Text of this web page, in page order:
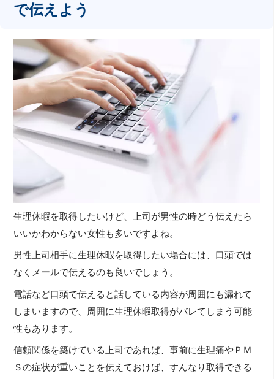
で伝えよう
生理休暇を取得したいけど、上司が男性の時どう伝えたら
いいかわからない女性も多いですよね。
男性上司相手に生理休暇を取得したい場合には、口頭では
なくメールで伝えるのも良いでしょう。
電話など口頭で伝えると話している内容が周囲にも漏れて
しまいますので、周囲に生理休暇取得がバレてしまう可能
性もあります。
信頼関係を築けている上司であれば、事前に生理痛やＰＭ
Ｓの症状が重いことを伝えておけば、すんなり取得できる